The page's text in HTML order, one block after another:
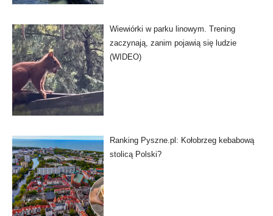
Wiewiórki w parku linowym. Trening
zaczynają, zanim pojawią się ludzie
(WIDEO)
Ranking Pyszne.pl: Kołobrzeg kebabową
stolicą Polski?